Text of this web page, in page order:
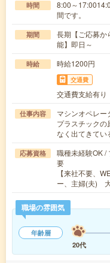
時間
8:00～
間です。
期間
長期【ご応募か
能】即日～
時給 時給1200円
交通費
交通費支給有り
仕事内容
マシンオペレー
プラスチックの
なく出てきて
応募資格
職種未経験OK /
要
【来社不要、
ー、主婦(夫)
職場の雰囲気
年齢層
20代